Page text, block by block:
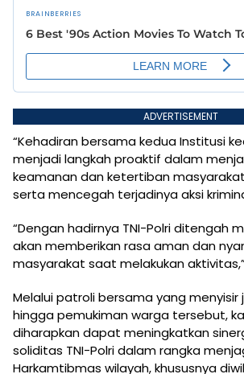
ADVERTISEMENT
“Kehadiran bersama kedua Institusi
menjadi langkah proaktif dalam
keamanan dan ketertiban
serta mencegah terjadinya aksi
“Dengan hadirnya TNI-Polri ditengah
akan memberikan rasa aman dan
masyarakat saat melakukan
Melalui patroli bersama yang menyisir
hingga pemukiman warga tersebut,
diharapkan dapat meningkatkan
soliditas TNI-Polri dalam rangka
Harkamtibmas wilayah, khususnya